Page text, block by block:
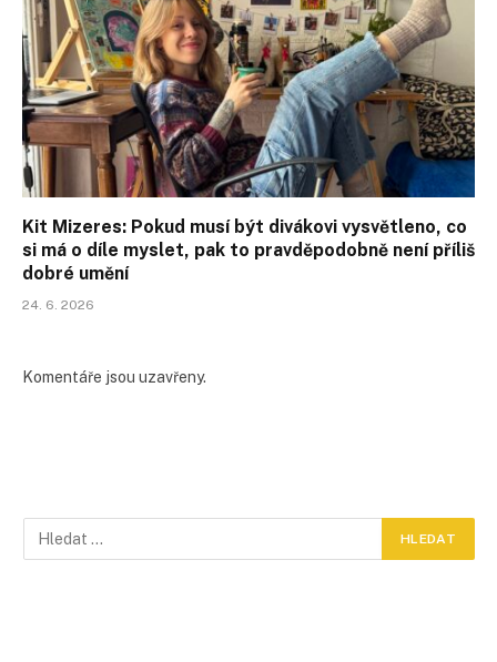
Kit Mizeres: Pokud musí být divákovi vysvětleno, co
si má o díle myslet, pak to pravděpodobně není příliš
dobré umění
24. 6. 2026
Komentáře jsou uzavřeny.